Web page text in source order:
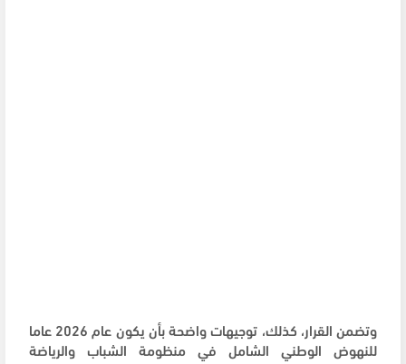
وتضمن القرار، كذلك، توجيهات واضحة بأن يكون عام 2026 عاما
للنهوض الوطني الشامل في منظومة الشباب والرياضة